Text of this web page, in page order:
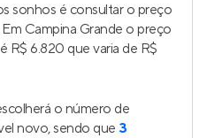
sonhos é consultar o preço
Campina Grande o preço
R$ 6.820 que varia de R$
o número de
novo, sendo que 3